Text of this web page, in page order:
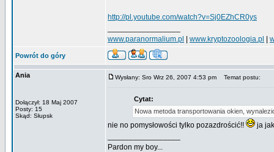
http://pl.youtube.com/watch?v=Sj0EZhCR0ys
www.paranormalium.pl
www.kryptozoologia.pl
Powrót do góry
Ania
Dołączył: 18 Maj 2007
Posty: 15
Skąd: Słupsk
Wysłany: Sro Wrz 26, 2007 4:53 pm Temat postu:
Cytat:
Nowa metoda transportowania okien,
nie no pomysłowości tylko pozazdrościć!!
ja
Pardon my boy...